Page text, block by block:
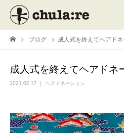
ブログ 成人式を終えてヘアド
成人式を終えてヘアドネ
2021.02.17 ヘアドネーション